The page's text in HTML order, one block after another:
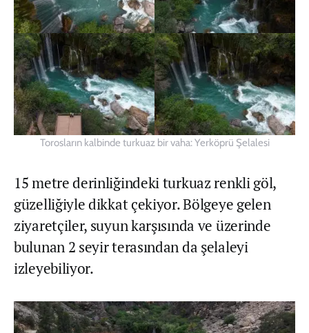
Torosların kalbinde turkuaz bir vaha: Yerköprü Şelalesi
15 metre derinliğindeki turkuaz renkli göl,
güzelliğiyle dikkat çekiyor. Bölgeye gelen
ziyaretçiler, suyun karşısında ve üzerinde
bulunan 2 seyir terasından da şelaleyi
izleyebiliyor.